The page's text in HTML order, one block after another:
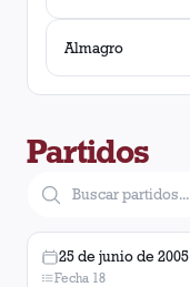
Almagro
Partidos
25 de junio de 2005
Fecha 18